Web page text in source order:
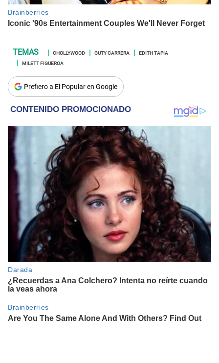
CHOLLYWOOD GUTY CARRERA
EDITH TAPIA
MILETT FIGUEROA
Prefiero a El Popular en Google